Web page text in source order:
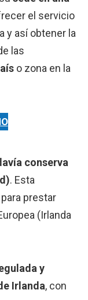
el servicio
y así obtener la
las
o zona en la
conserva
. Esta
prestar
(Irlanda
y
Irlanda, con